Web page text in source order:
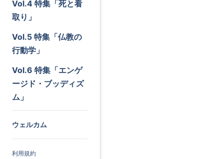
Vol.4 特集「死と看
取り」
Vol.5 特集「仏教の
行動学」
Vol.6 特集「エンゲ
ージド・ブッディズ
ム」
ウェルカム
利用規約